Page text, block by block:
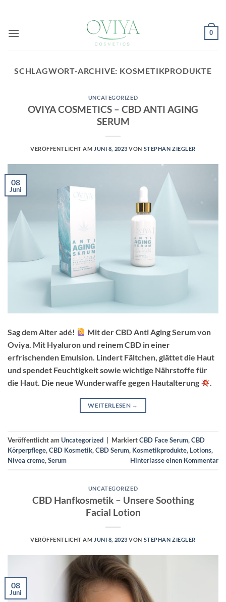
springen
0
SCHLAGWORT-ARCHIVE: KOSMETIKPRODUKTE
UNCATEGORIZED
OVIYA COSMETICS – CBD ANTI AGING
SERUM
VERÖFFENTLICHT AM JUNI 8, 2023 VON STEPHAN ZIEGLER
08
Juni
Sag dem Alter adé!
Mit der CBD Anti Aging Serum von
Oviya. Mit Hyaluron und reinem CBD in einer
erfrischenden Emulsion. Lindert Fältchen, glättet die Haut
und spendet Feuchtigkeit sowie wichtige Nährstoffe für
die Haut. Die neue Wunderwaffe gegen Hautalterung
.
WEITERLESEN →
Veröffentlicht amUncategorized MarkiertCBD Face Serum,CBD
Körperpflege,CBD Kosmetik,CBD Serum, Kosmetikprodukte, Lotions,
Nivea creme,Serum Hinterlasse einen Kommentar
UNCATEGORIZED
CBD Hanfkosmetik – Unsere Soothing
Facial Lotion
VERÖFFENTLICHT AM JUNI 8, 2023 VON STEPHAN ZIEGLER
08
Juni